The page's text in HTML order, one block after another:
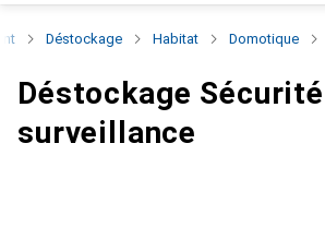
Déstockage Habitat Domotique
Déstockage
surveillance